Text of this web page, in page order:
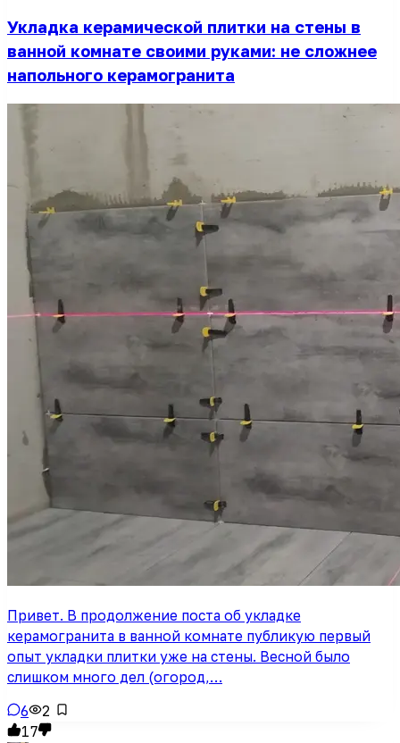
Укладка керамической плитки на стены в
ванной комнате своими руками: не сложнее
напольного керамогранита
Привет. В продолжение поста об укладке
керамогранита в ванной комнате публикую первый
опыт укладки плитки уже на стены. Весной было
слишком много дел (огород,…
6
2
17